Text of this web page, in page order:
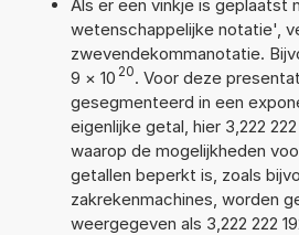
Als er een vinkje is geplaatst
wetenschappelijke notatie',
zwevendekommanotatie.
9 × 10 20. Voor deze
gesegmenteerd in een
eigenlijke getal, hier 3,222
waarop de mogelijkheden
getallen beperkt is, zoals
zakrekenmachines, worden
weergegeven als 3,222 222